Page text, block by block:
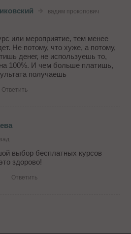
вадим прокопович
или мероприятие, тем менее
Не потому, что хуже, а потому,
денег, не используешь то,
100%. И чем больше платишь,
получаешь
Ответить
выбор бесплатных курсов
здорово!
Ответить